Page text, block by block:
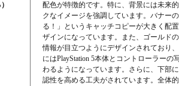
配色が特徴的です。特に、背景には未来
クなイメージを強調しています。バナー
る！」というキャッチコピーが大きく配
ザインになっています。また、ゴールド
情報が目立つようにデザインされており
にはPlayStation 5本体とコントローラー
わるようになっています。さらに、下部
認性を高める工夫がされています。全体